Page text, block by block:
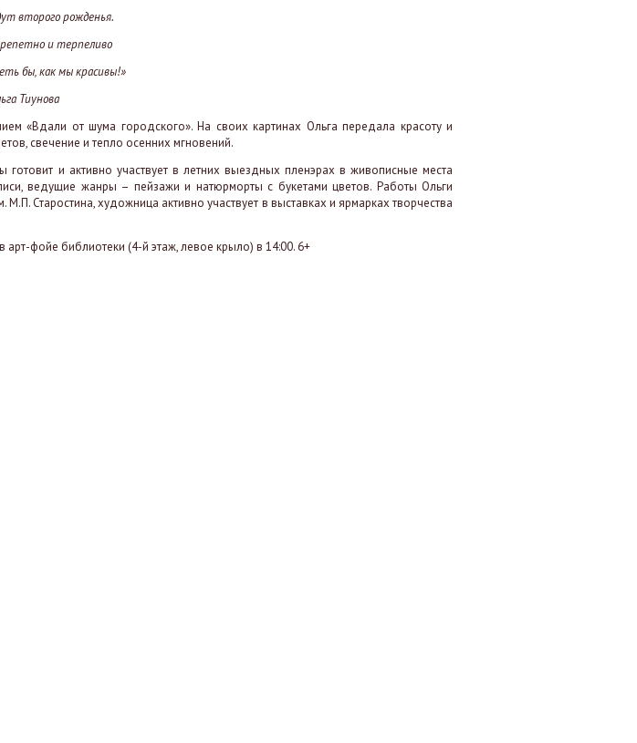
второго рожденья.
и терпеливо
бы, как мы красивы!»
Тиунова
«Вдали от шума городского». На своих картинах Ольга передала красоту и
свечение и тепло осенних мгновений.
и активно участвует в летних выездных пленэрах в живописные места
ведущие жанры – пейзажи и натюрморты с букетами цветов. Работы Ольги
Старостина, художница активно участвует в выставках и ярмарках творчества
арт-фойе библиотеки (4-й этаж, левое крыло) в 14:00. 6+